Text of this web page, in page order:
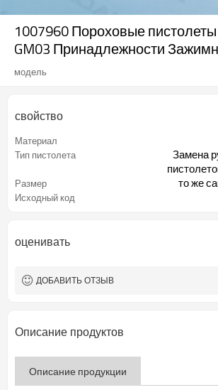
1007960 Пороховые
GM03 Принадлежности
модель
свойство
Материал
Тип пистолета
Замена
Размер то же
Исходный код
оценивать
ДОБАВИТЬ ОТЗЫВ
Описание продуктов
Описание продукции